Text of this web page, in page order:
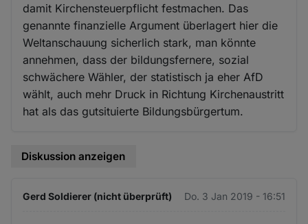
damit Kirchensteuerpflicht festmachen. Das
genannte finanzielle Argument überlagert hier die
Weltanschauung sicherlich stark, man könnte
annehmen, dass der bildungsfernere, sozial
schwächere Wähler, der statistisch ja eher AfD
wählt, auch mehr Druck in Richtung Kirchenaustritt
hat als das gutsituierte Bildungsbürgertum.
Diskussion anzeigen
Gerd Soldierer (nicht überprüft) Do. 3 Jan 2019 - 16:51